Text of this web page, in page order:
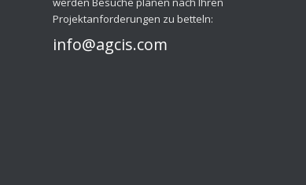
Projektanforderungen zu betteln:
info@agcis.com